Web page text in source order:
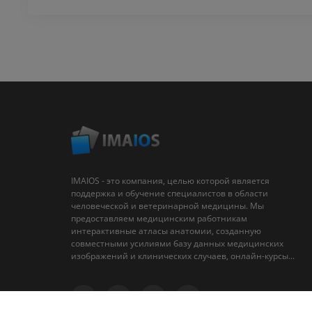
IMAIOS - это компания, целью которой является
поддержка и обучение специалистов в области
человеческой и ветеринарной медицины. Мы
предоставляем медицинским работникам
интерактивные атласы анатомии, созданную
совместными усилиями базу данных медицинских
изображений и клинических случаев, онлайн-курсы...